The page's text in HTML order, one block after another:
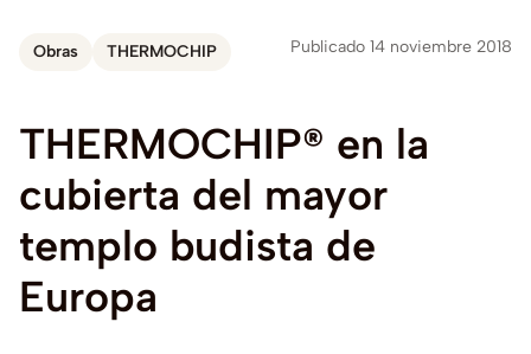
Obras THERMOCHIP Publicado 14 noviembre 2018
THERMOCHIP® en la
cubierta del mayor
templo budista de
Europa